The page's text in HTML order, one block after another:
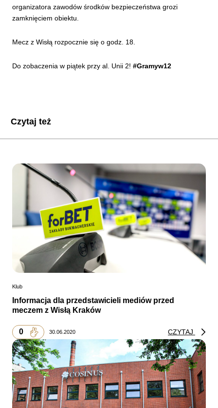
organizatora zawodów środków bezpieczeństwa grozi
zamknięciem obiektu.
Mecz z Wisłą rozpocznie się o godz. 18.
Do zobaczenia w piątek przy al. Unii 2! #Gramyw12
Czytaj też
Klub
Informacja dla przedstawicieli mediów przed
meczem z Wisłą Kraków
0 30.06.2020 CZYTAJ